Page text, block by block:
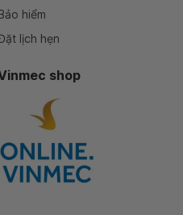
hiểm
lịch hẹn
shop